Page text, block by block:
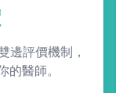
邊評價機制，
的醫師。